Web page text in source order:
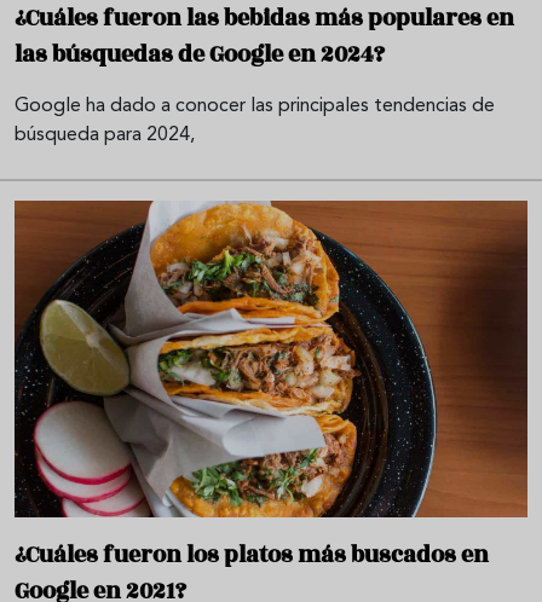
¿Cuáles fueron las bebidas más populares en
las búsquedas de Google en 2024?
Google ha dado a conocer las principales tendencias de
búsqueda para 2024,
¿Cuáles fueron los platos más buscados en
Google en 2021?